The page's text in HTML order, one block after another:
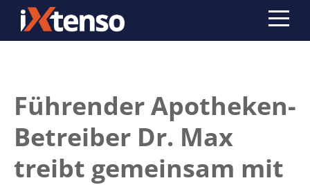
Führender Apotheken-
Betreiber Dr. Max
treibt gemeinsam mit